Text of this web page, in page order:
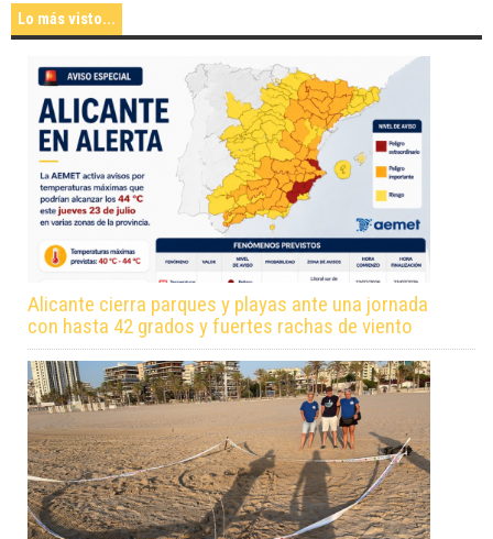
Lo más visto...
Alicante cierra parques y playas ante una jornada
con hasta 42 grados y fuertes rachas de viento